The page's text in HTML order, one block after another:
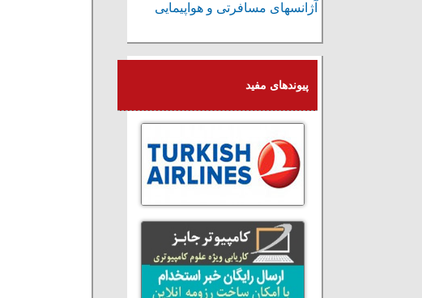
آژانسهای مسافرتی و هواپیمایی
پیوندهای مفید